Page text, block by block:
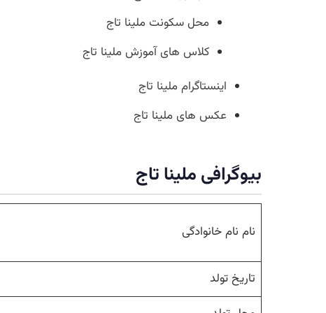
محل سکونت ملینا تاج
کلاس های آموزش ملینا تاج
اینستاگرام ملینا تاج
عکس های ملینا تاج
بیوگرافی ملینا تاج
نام نام خانوادگی
تاریخ تولد